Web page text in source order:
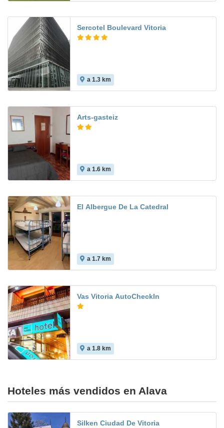
Sercotel Boulevard Vitoria
a 1.3 km
Arts-gasteiz
a 1.6 km
El Albergue De La Catedral
a 1.7 km
Vas Vitoria AutoCheckIn
a 1.8 km
Hoteles más vendidos en Alava
Silken Ciudad De Vitoria